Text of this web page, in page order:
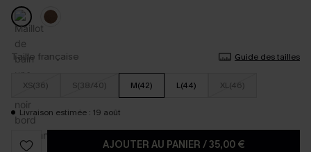
Taille française Guide des tailles
XS(36) S(38/40) M(42) L(44) XL(46)
Livraison estimée : 19 août
AJOUTER AU PANIER /35,00 €